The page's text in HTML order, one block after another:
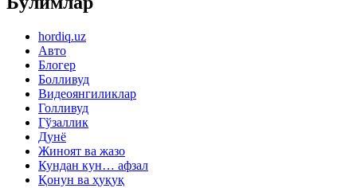
hordiq.uz
Авто
Блогер
Болливуд
Видеоянгиликлар
Голливуд
Гўзаллик
Дунё
Жиноят ва жазо
Кундан кун… афзал
Қонун ва ҳуқуқ